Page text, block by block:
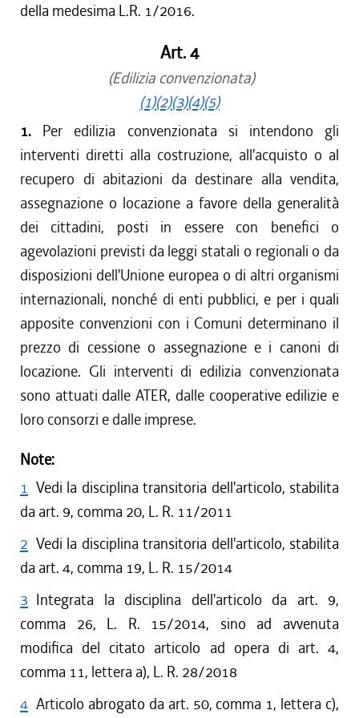
della medesima L.R. 1/2016.
Art. 4
(Edilizia convenzionata)
(1)(2)(3)(4)(5)
1. Per edilizia convenzionata si intendono gli
interventi diretti alla costruzione, all'acquisto o al
recupero di abitazioni da destinare alla vendita,
assegnazione o locazione a favore della generalità
dei cittadini, posti in essere con benefici o
agevolazioni previsti da leggi statali o regionali o da
disposizioni dell'Unione europea o di altri organismi
internazionali, nonché di enti pubblici, e per i quali
apposite convenzioni con i Comuni determinano il
prezzo di cessione o assegnazione e i canoni di
locazione. Gli interventi di edilizia convenzionata
sono attuati dalle ATER, dalle cooperative edilizie e
loro consorzi e dalle imprese.
Note:
1 Vedi la disciplina transitoria dell'articolo, stabilita
da art. 9, comma 20, L. R. 11/2011
2 Vedi la disciplina transitoria dell'articolo, stabilita
da art. 4, comma 19, L. R. 15/2014
3 Integrata la disciplina dell'articolo da art. 9,
comma 26, L. R. 15/2014, sino ad avvenuta
modifica del citato articolo ad opera di art. 4,
comma 11, lettera a), L. R. 28/2018
4 Articolo abrogato da art. 50, comma 1, lettera c),